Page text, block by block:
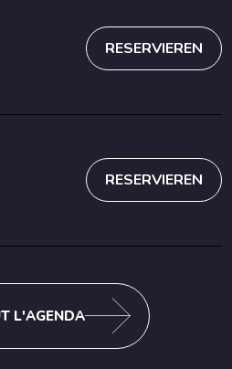
RESERVIEREN
RESERVIEREN
L'AGENDA